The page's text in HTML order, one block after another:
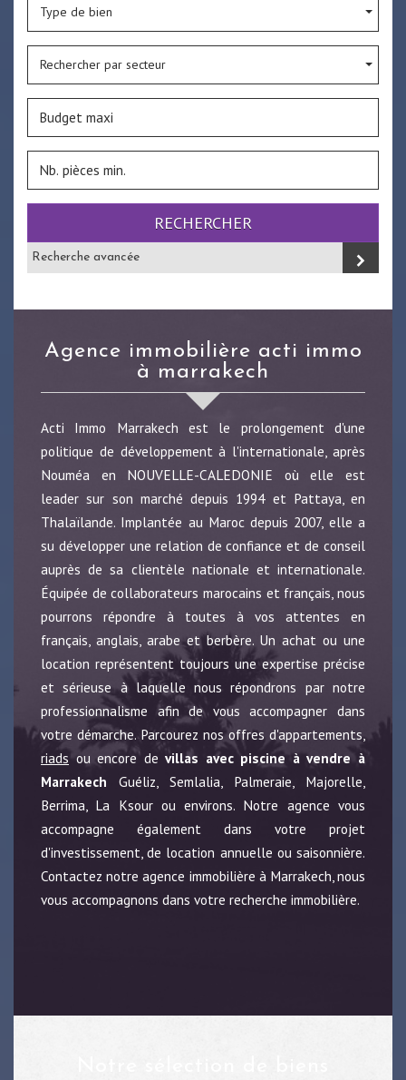
Type de bien
Rechercher par secteur
RECHERCHER
Recherche avancée
agence immobilière acti immo
à marrakech
Acti Immo Marrakech est le prolongement d'une
politique de développement à l'internationale, après
Nouméa en NOUVELLE-CALEDONIE où elle est
leader sur son marché depuis 1994 et Pattaya, en
Thalaïlande. Implantée au Maroc depuis 2007, elle a
su développer une relation de confiance et de conseil
auprès de sa clientèle nationale et internationale.
Équipée de collaborateurs marocains et français, nous
pourrons répondre à toutes à vos attentes en
français, anglais, arabe et berbère. Un achat ou une
location représentent toujours une expertise précise
et sérieuse à laquelle nous répondrons par notre
professionnalisme afin de vous accompagner dans
votre démarche. Parcourez nos offres d'appartements,
riads ou encore devillas avec piscine à vendre à
Marrakech Guéliz, Semlalia, Palmeraie, Majorelle,
Berrima, La Ksour ou environs. Notre agence vous
accompagne également dans votre projet
d'investissement, de location annuelle ou saisonnière.
Contactez notre agence immobilière à Marrakech, nous
vous accompagnons dans votre recherche immobilière.